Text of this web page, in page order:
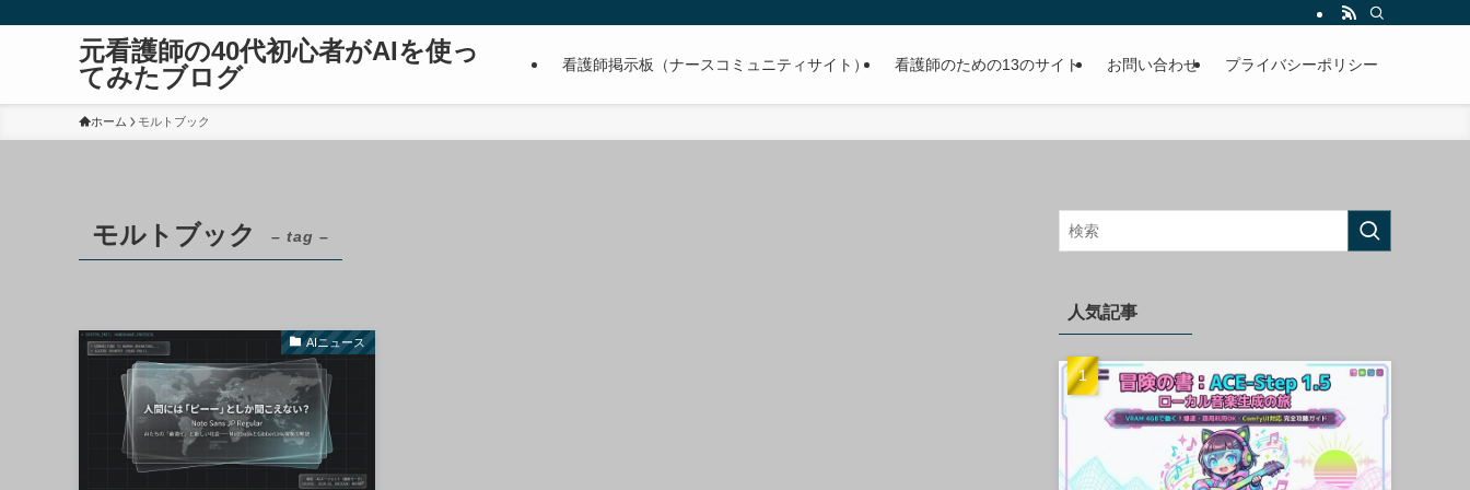
元看護師の40代初心者がAIを使っ
てみたブログ
看護師掲示板（ナースコミュニティサイト） 看護師のための13のサイト お問い合わせ プライバシーポリシー
ホーム モルトブック
モルトブック – tag –
AIニュース
人気記事